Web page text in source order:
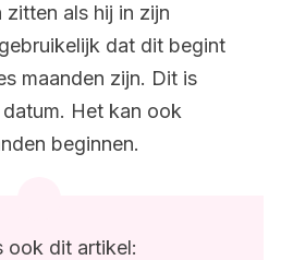
als hij in zijn
dat dit begint
maanden zijn. Dit is
Het kan ook
beginnen.
ook dit artikel: